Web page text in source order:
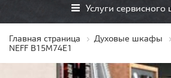
Услуги сервисного
Главная страница Духовые шкафы
NEFF B15M74E1